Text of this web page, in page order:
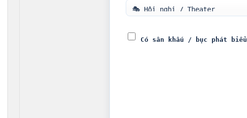
Có sân khấu / bục phát biểu